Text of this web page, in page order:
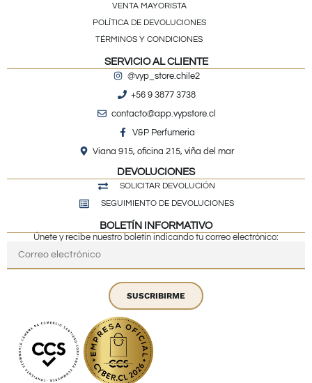
VENTA MAYORISTA
POLÍTICA DE DEVOLUCIONES
TÉRMINOS Y CONDICIONES
SERVICIO AL CLIENTE
@vyp_store.chile2
+56 9 3877 3738
contacto@app.vypstore.cl
V&P Perfumeria
Viana 915, oficina 215, viña del mar
DEVOLUCIONES
SOLICITAR DEVOLUCIÓN
SEGUIMIENTO DE DEVOLUCIONES
BOLETÍN INFORMATIVO
Únete y recibe nuestro boletín indicando tu correo electrónico:
SUSCRIBIRME